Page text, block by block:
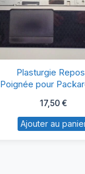
Repose
Poignée
Packard
Plasturgie
Poignée pour
17,50 €
Ajouter au